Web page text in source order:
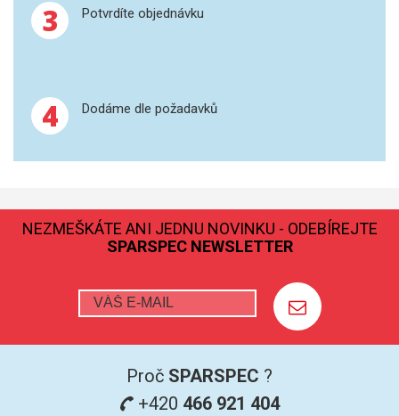
TLAKOVÉ AUTOKLÁVY
TAVENÍ
GRAFITOVÉ KELÍMKY
PŘÍSLUŠENSTVÍ PRO MS
SUBSTRÁTY
3 Potvrdíte objednávku
4 Dodáme dle požadavků
NEZMEŠKÁTE ANI JEDNU NOVINKU - ODEBÍREJTE
SPARSPEC NEWSLETTER
Proč SPARSPEC ?
+420 466 921 404